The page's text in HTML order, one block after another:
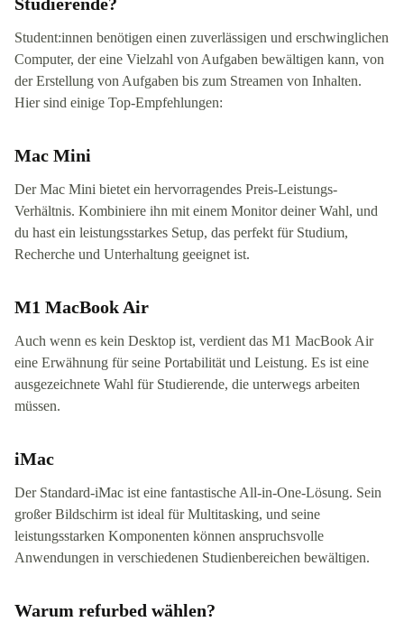
Student:innen benötigen einen zuverlässigen und erschwinglichen
Computer, der eine Vielzahl von Aufgaben bewältigen kann, von
der Erstellung von Aufgaben bis zum Streamen von Inhalten.
Hier sind einige Top-Empfehlungen:
Mac Mini
Der Mac Mini bietet ein hervorragendes Preis-Leistungs-
Verhältnis. Kombiniere ihn mit einem Monitor deiner Wahl, und
du hast ein leistungsstarkes Setup, das perfekt für Studium,
Recherche und Unterhaltung geeignet ist.
M1 MacBook Air
Auch wenn es kein Desktop ist, verdient das M1 MacBook Air
eine Erwähnung für seine Portabilität und Leistung. Es ist eine
ausgezeichnete Wahl für Studierende, die unterwegs arbeiten
müssen.
iMac
Der Standard-iMac ist eine fantastische All-in-One-Lösung. Sein
großer Bildschirm ist ideal für Multitasking, und seine
leistungsstarken Komponenten können anspruchsvolle
Anwendungen in verschiedenen Studienbereichen bewältigen.
Warum refurbed wählen?